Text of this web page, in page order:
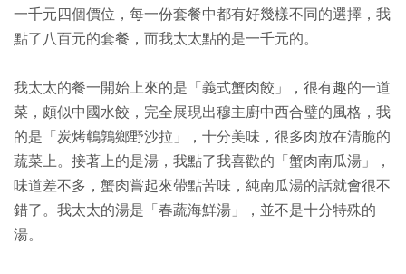
一千元四個價位，每一份套餐中都有好幾樣不同的選擇，我
點了八百元的套餐，而我太太點的是一千元的。
我太太的餐一開始上來的是「義式蟹肉餃」，很有趣的一道
菜，頗似中國水餃，完全展現出穆主廚中西合璧的風格，我
的是「炭烤鵪鶉鄉野沙拉」，十分美味，很多肉放在清脆的
蔬菜上。接著上的是湯，我點了我喜歡的「蟹肉南瓜湯」，
味道差不多，蟹肉嘗起來帶點苦味，純南瓜湯的話就會很不
錯了。我太太的湯是「春蔬海鮮湯」，並不是十分特殊的
湯。